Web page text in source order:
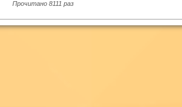
Прочитано 8111 раз